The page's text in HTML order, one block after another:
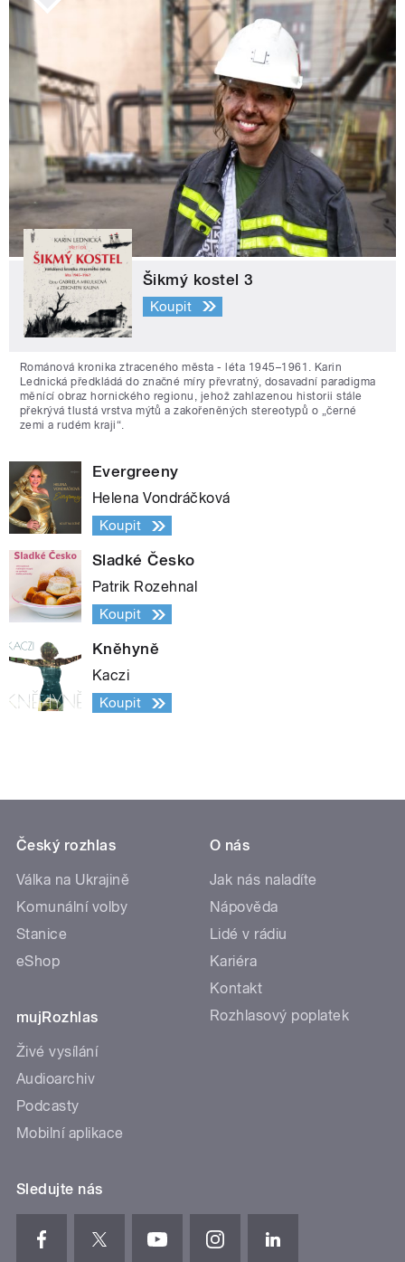
Šikmý kostel 3
Koupit
Románová kronika ztraceného města - léta 1945–1961. Karin
Lednická předkládá do značné míry převratný, dosavadní paradigma
měnící obraz hornického regionu, jehož zahlazenou historii stále
překrývá tlustá vrstva mýtů a zakořeněných stereotypů o „černé
zemi a rudém kraji“.
Evergreeny
Helena Vondráčková
Koupit
Sladké Česko
Patrik Rozehnal
Koupit
Kněhyně
Kaczi
Koupit
Český rozhlas
Válka na Ukrajině
Komunální volby
Stanice
eShop
mujRozhlas
Živé vysílání
Audioarchiv
Podcasty
Mobilní aplikace
O nás
Jak nás naladíte
Nápověda
Lidé v rádiu
Kariéra
Kontakt
Rozhlasový poplatek
Sledujte nás